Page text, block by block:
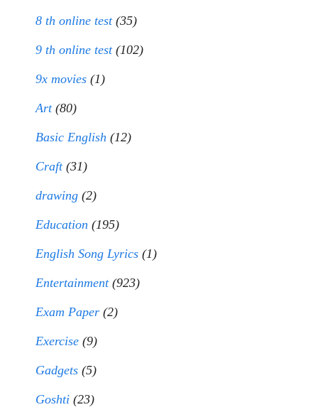
8 th online test(35)
9 th online test(102)
9x movies (1)
Art(80)
Basic English (12)
Craft(31)
drawing (2)
Education (195)
English Song Lyrics (1)
Entertainment(923)
Exam Paper (2)
Exercise (9)
Gadgets (5)
Goshti (23)